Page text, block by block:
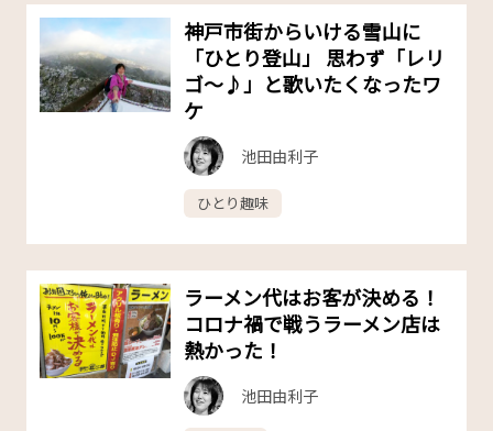
神戸市街からいける雪山に
「ひとり登山」 思わず「レリ
ゴ〜♪」と歌いたくなったワ
ケ
池田由利子
ひとり趣味
ラーメン代はお客が決める！
コロナ禍で戦うラーメン店は
熱かった！
池田由利子